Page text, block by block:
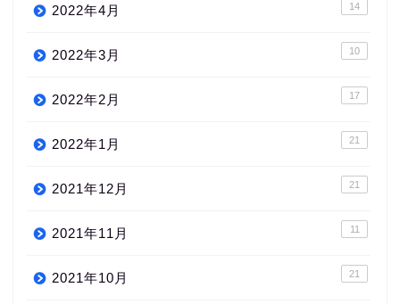
2022年4月 14
2022年3月 10
2022年2月 17
2022年1月 21
2021年12月 21
2021年11月 11
2021年10月 21